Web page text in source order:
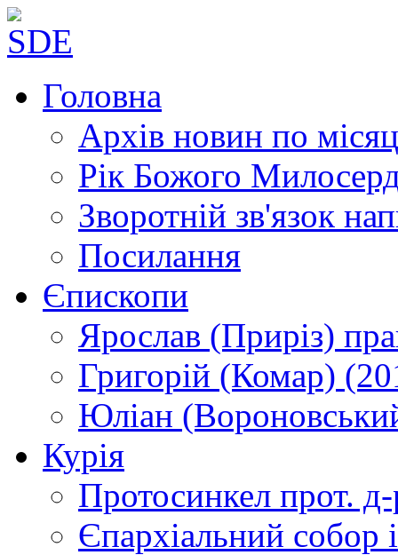
Головна
Архів новин по
Рік Божого
Зворотній зв'язок
Посилання
Єпископи
Ярослав (Приріз)
Григорій (Комар)
Юліан
Курія
Протосинкел прот.
Єпархіальний собор